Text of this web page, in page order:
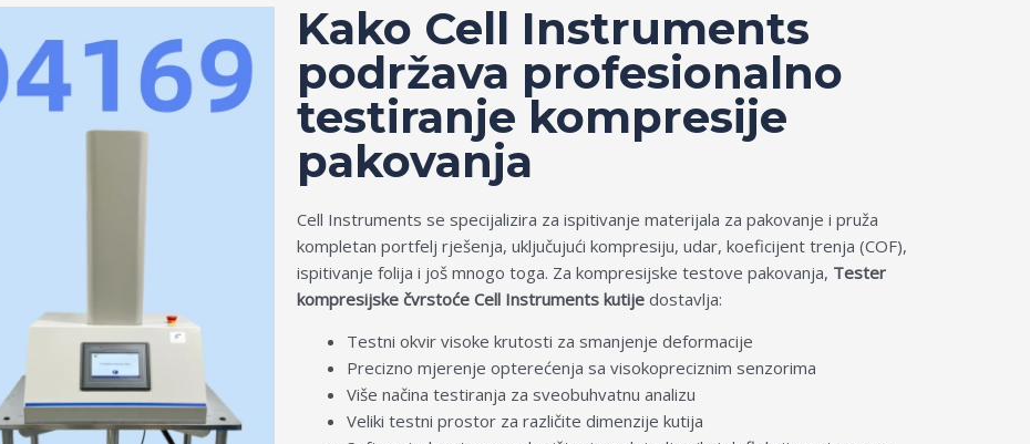
Kako Cell Instruments
podržava profesionalno
testiranje kompresije
pakovanja
Cell Instruments se specijalizira za ispitivanje materijala za pakovanje i pruža
kompletan portfelj rješenja, uključujući kompresiju, udar, koeficijent trenja (COF),
ispitivanje folija i još mnogo toga. Za kompresijske testove pakovanja, Tester
kompresijske čvrstoće Cell Instruments kutije dostavlja:
Testni okvir visoke krutosti za smanjenje deformacije
Precizno mjerenje opterećenja sa visokopreciznim senzorima
Više načina testiranja za sveobuhvatnu analizu
Veliki testni prostor za različite dimenzije kutija